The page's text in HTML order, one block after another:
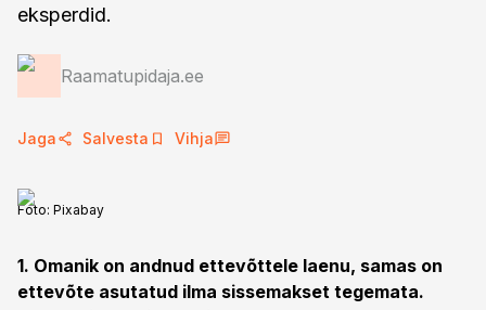
eksperdid.
Raamatupidaja.ee
Jaga Salvesta Vihja
Foto: Pixabay
1. Omanik on andnud ettevõttele laenu, samas on
ettevõte asutatud ilma sissemakset tegemata.